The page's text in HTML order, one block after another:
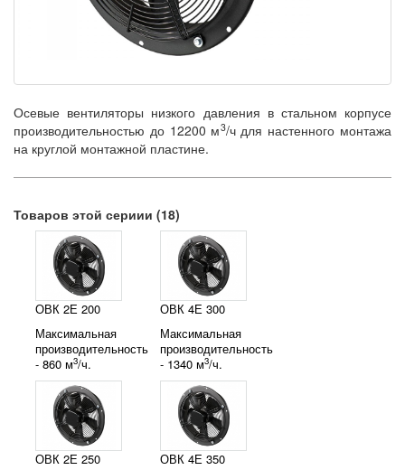
Осевые вентиляторы низкого давления в стальном корпусе
производительностью до 12200 м3/ч для настенного монтажа
на круглой монтажной пластине.
Товаров этой сериии (18)
ОВК 2Е 200
Максимальная
производительность
- 860 м3/ч.
ОВК 2Е 250
ОВК 4Е 300
Максимальная
производительность
- 1340 м3/ч.
ОВК 4Е 350